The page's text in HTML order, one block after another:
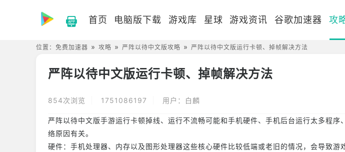
首页 电脑版下载 游戏库 星球 游戏资讯 谷歌加速器 攻
位置： 免费加速器 攻略 严阵以待中文版攻略 严阵以待中文版运行卡顿、掉帧解决方法
严阵以待中文版运行卡顿、掉帧解决方法
854次浏览 1751086197 用户：白麟
严阵以待中文版手游运行卡顿掉线、运行不流畅可能和手机硬件、手机后台运行太多程序
络原因有关。
硬件：手机处理器、内存以及图形处理器这些核心硬件比较低端或老旧的情况，会导致游